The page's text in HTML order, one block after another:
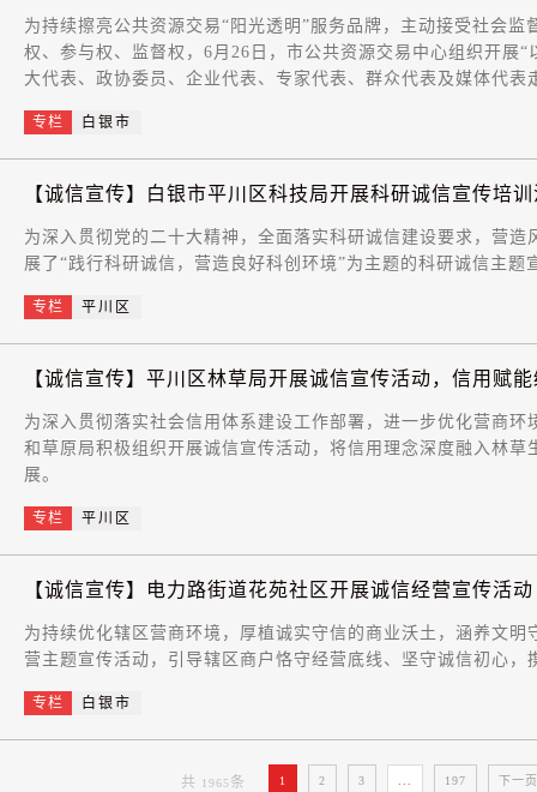
为持续擦亮公共资源交易“阳光透明”服务品牌，主动接受社会
权、参与权、监督权，6月26日，市公共资源交易中心组织开展
大代表、政协委员、企业代表、专家代表、群众代表及媒体代
专栏 白银市
【诚信宣传】白银市平川区科技局开展科研诚信宣传培
为深入贯彻党的二十大精神，全面落实科研诚信建设要求，营
展了“践行科研诚信，营造良好科创环境”为主题的科研诚信主题
专栏 平川区
【诚信宣传】平川区林草局开展诚信宣传活动，信用赋
为深入贯彻落实社会信用体系建设工作部署，进一步优化营商
和草原局积极组织开展诚信宣传活动，将信用理念深度融入林
展。
专栏 平川区
【诚信宣传】电力路街道花苑社区开展诚信经营宣传活动
为持续优化辖区营商环境，厚植诚实守信的商业沃土，涵养文
营主题宣传活动，引导辖区商户恪守经营底线、坚守诚信初心
专栏 白银市
共 1965条 1 2 3 197 下一